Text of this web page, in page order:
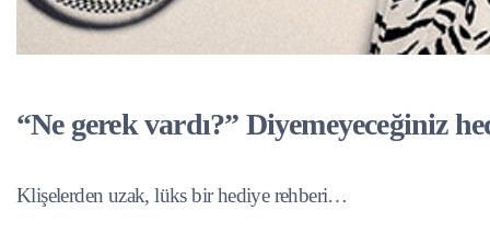
“Ne gerek vardı?” Diyemeyeceğiniz
Klişelerden uzak, lüks bir hediye rehberi…